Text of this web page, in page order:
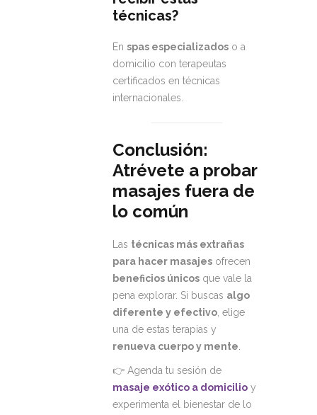
técnicas?
En spas especializados o a
domicilio con terapeutas
certificados en técnicas
internacionales.
Conclusión:
Atrévete a probar
masajes fuera de
lo común
Las técnicas más extrañas
para hacer masajes ofrecen
beneficios únicos que vale la
pena explorar. Si buscas algo
diferente y efectivo , elige
una de estas terapias y
renueva cuerpo y mente
👉 Agenda tu sesión de
masaje exótico a domicilio y
experimenta el bienestar de lo